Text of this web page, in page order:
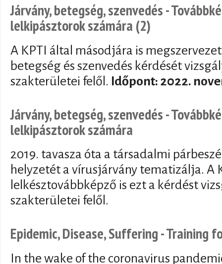
Járvány, betegség, szenvedés -
lelkipásztorok számára (2)
A KPTI által másodjára is
betegség és szenvedés kérdését
szakterületei felől. Időpont: 2022.
Járvány, betegség, szenvedés -
lelkipásztorok számára
2019. tavasza óta a társadalmi
helyzetét a vírusjárvány tematizálja. A
lelkésztovábbképző is ezt a kérdést
szakterületei felől.
Epidemic, Disease, Suffering - Training
In the wake of the coronavirus